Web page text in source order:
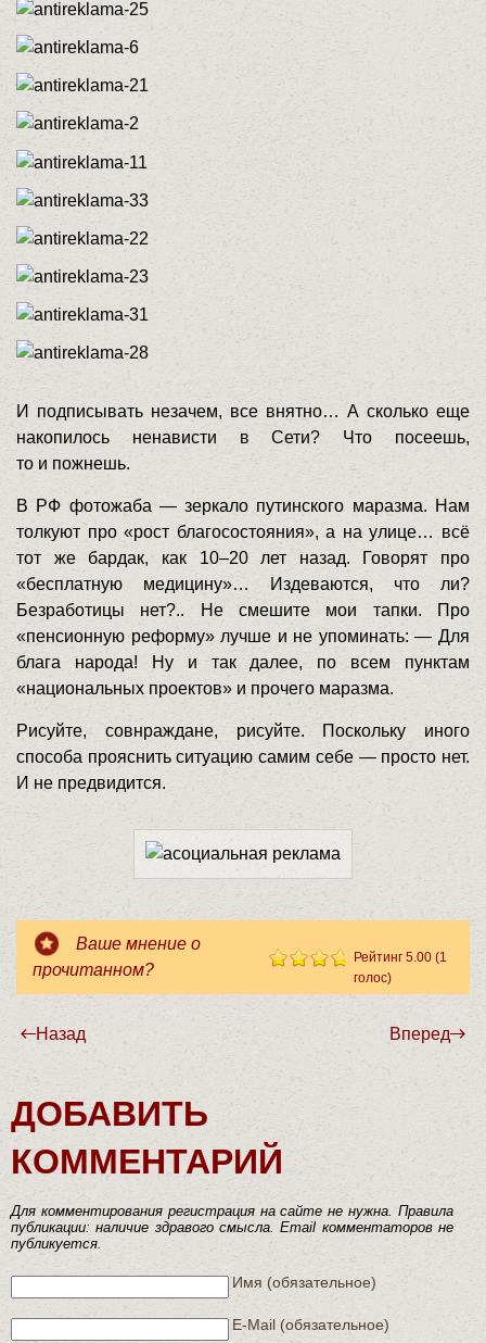
И подписывать незачем, все внятно… А сколько еще
накопилось ненависти в Сети? Что посеешь,
то и пожнешь.
В РФ фотожаба — зеркало путинского маразма. Нам
толкуют про «рост благосостояния», а на улице… всё
тот же бардак, как 10–20 лет назад. Говорят про
«бесплатную медицину»… Издеваются, что ли?
Безработицы нет?.. Не смешите мои тапки. Про
«пенсионную реформу» лучше и не упоминать: — Для
блага народа! Ну и так далее, по всем пунктам
«национальных проектов» и прочего маразма.
Рисуйте, совнраждане, рисуйте. Поскольку иного
способа прояснить ситуацию самим себе — просто нет.
И не предвидится.
Ваше мнение о
прочитанном?
Рейтинг 5.00 (1
голос)
Назад
Вперед
ДОБАВИТЬ
КОММЕНТАРИЙ
Для комментирования регистрация на сайте не нужна. Правила
публикации: наличие здравого смысла. Email комментаторов не
публикуется.
Имя (обязательное)
E-Mail (обязательное)
Текст комментария